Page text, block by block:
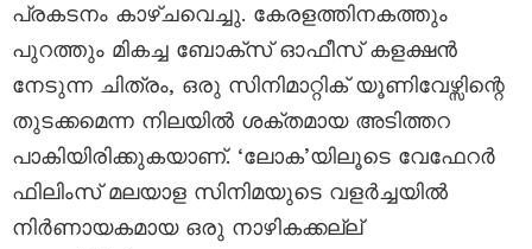
പ്രകടനം കാഴ്ചവെച്ചു. കേരളത്തിനകത്തും
പുറത്തും മികച്ച ബോക്സ് ഓഫീസ് കളക്ഷൻ
നേടുന്ന ചിത്രം, ഒരു സിനിമാറ്റിക് യൂണിവേഴ്സിന്റെ
തുടക്കമെന്ന നിലയിൽ ശക്തമായ അടിത്തറ
പാകിയിരിക്കുകയാണ്. ‘ലോക’യിലൂടെ വേഫേറർ
ഫിലിംസ് മലയാള സിനിമയുടെ വളർച്ചയിൽ
നിർണായകമായ ഒരു നാഴികക്കല്ല്